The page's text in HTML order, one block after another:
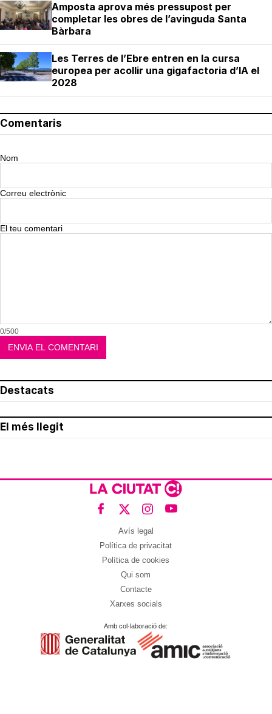
Amposta aprova més pressupost per
completar les obres de l’avinguda Santa
Bàrbara
Les Terres de l’Ebre entren en la cursa
europea per acollir una gigafactoria d’IA el
2028
Comentaris
Nom
Correu electrònic
El teu comentari
0/500
Destacats
El més llegit
Avís legal
Política de privacitat
Política de cookies
Qui som
Contacte
Xarxes socials
Amb col·laboració de: